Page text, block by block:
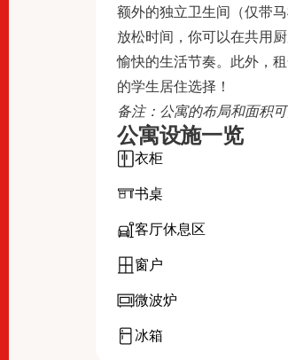
额外的独立卫生间（仅带
放松时间，你可以在共用
愉快的生活节奏。此外，
的学生居住选择！
备注：公寓的布局和面积可
公寓设施一览
衣柜
书桌
客厅休息区
窗户
微波炉
冰箱